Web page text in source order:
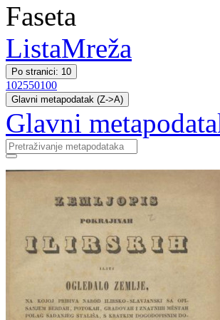
Faseta
ListaMreža
Po stranici: 10
102550100
Glavni metapodatak (Z->A)
Glavni